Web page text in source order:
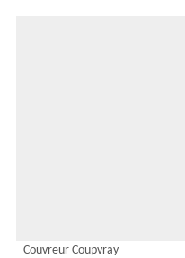
Couvreur Coupvray